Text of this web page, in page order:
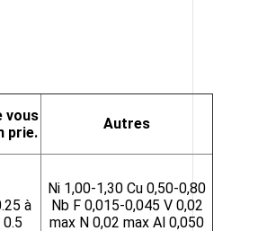
vous
prie.
Autres
à
0.5
Ni 1,00-1,30 Cu 0,50-0,80
Nb F 0,015-0,045 V 0,02
max N 0,02 max Al 0,050